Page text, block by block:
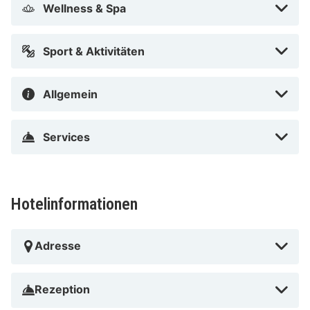
Außerdem findet sich Folgendes vor Ort: Parken ohne
Fernseher bieten, wie zu Hause. In deinem Zimmer
Bettwaren vor. Ein WLAN-Internetzugang (kostenlos)
vorhanden, die über kostenlose Toilettenartikel und
Entfernungen werden bis auf 0,1 Kilometer gerundet.
Orgelmuseum Altes Schloss Valley – 12 km Freibad
Steinsee – 12,4 km Golfclub Mangfalltal e. V. – 14 km
Wellness & Spa
Sport & Aktivitäten
Allgemein
Services
Hotelinformationen
Adresse
Rezeption